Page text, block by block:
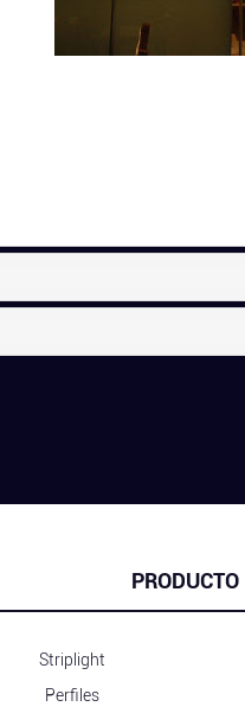
PRODUCTO
Striplight
Perfiles